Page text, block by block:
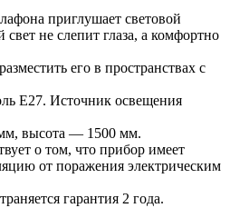
приглушает световой
не слепит глаза, а комфортно
его в пространствах с
Е27. Источник освещения
высота — 1500 мм.
о том, что прибор имеет
от поражения электрическим
гарантия 2 года.